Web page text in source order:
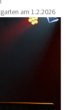
am 1.2.2026